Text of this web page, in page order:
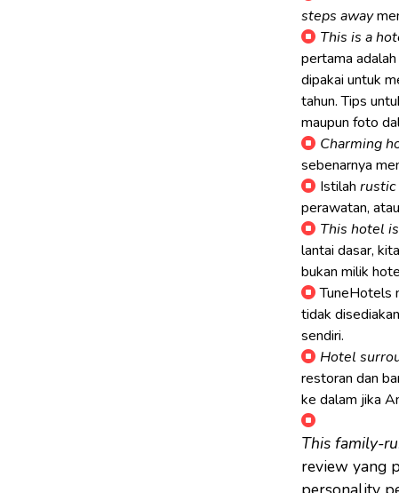
steps away
This is a
pertama
dipakai untuk
tahun. Tips
maupun foto
Charming
sebenarnya
Istilah rustic
perawatan,
This hotel
lantai dasar,
bukan milik
TuneHotels
tidak
sendiri.
Hotel
restoran dan
ke dalam jika
This family-
review yang